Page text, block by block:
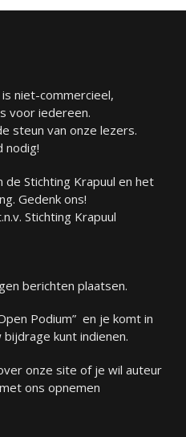
niet-commercieel,
voor iedereen.
steun van onze lezers.
nodig!
de Stichting Krapuul en het
Gedenk ons!
Stichting Krapuul
berichten plaatsen.
Podium” en je komt in
kunt indienen.
onze site of je wil auteur
ons opnemen